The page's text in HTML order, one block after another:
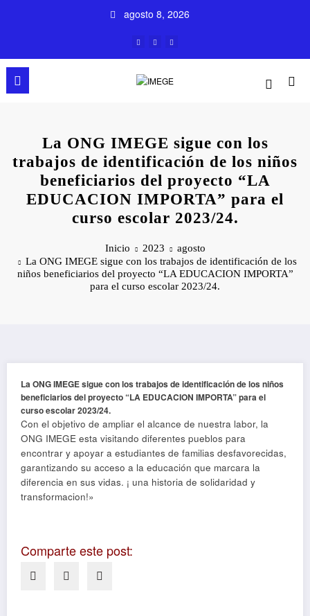
agosto 8, 2026
La ONG IMEGE sigue con los
trabajos de identificación de los niños
beneficiarios del proyecto “LA
EDUCACION IMPORTA” para el
curso escolar 2023/24.
Inicio 2023
agosto
La ONG IMEGE sigue con los trabajos de identificación de los
niños beneficiarios del proyecto “LA EDUCACION IMPORTA”
para el curso escolar 2023/24.
La ONG IMEGE sigue con los trabajos de identificación de los niños
beneficiarios del proyecto “LA EDUCACION IMPORTA” para el
curso escolar 2023/24.
Con el objetivo de ampliar el alcance de nuestra labor, la
ONG IMEGE esta visitando diferentes pueblos para
encontrar y apoyar a estudiantes de familias desfavorecidas,
garantizando su acceso a la educación que marcara la
diferencia en sus vidas. ¡ una historia de solidaridad y
transformacion!»
Comparte este post: